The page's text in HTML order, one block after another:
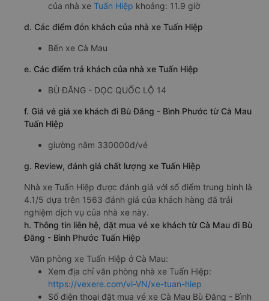
của nhà xe Tuấn Hiệp khoảng: 11.9 giờ
d. Các điểm đón khách của nhà xe Tuấn Hiệp
Bến xe Cà Mau
e. Các điểm trả khách của nhà xe Tuấn Hiệp
BÙ ĐĂNG - DỌC QUỐC LỘ 14
f. Giá vé giá xe khách đi Bù Đăng - Bình Phước từ Cà Mau
Tuấn Hiệp
giường nằm 330000đ/vé
g. Review, đánh giá chất lượng xe Tuấn Hiệp
Nhà xe Tuấn Hiệp được đánh giá với số điểm trung bình là
4.1/5 dựa trên 1563 đánh giá của khách hàng đã trải
nghiệm dịch vụ của nhà xe này.
h. Thông tin liên hệ, đặt mua vé xe khách từ Cà Mau đi Bù
Đăng - Bình Phước Tuấn Hiệp
Văn phòng xe Tuấn Hiệp ở Cà Mau:
Xem địa chỉ văn phòng nhà xe Tuấn Hiệp:
https://vexere.com/vi-VN/xe-tuan-hiep
Số điện thoại đặt mua vé xe Cà Mau Bù Đăng - Bình